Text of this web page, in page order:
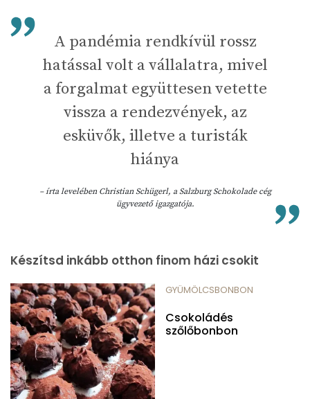
A pandémia rendkívül rossz
hatással volt a vállalatra, mivel
a forgalmat együttesen vetette
vissza a rendezvények, az
esküvők, illetve a turisták
hiánya
– írta levelében Christian Schügerl, a Salzburg Schokolade cég
ügyvezető igazgatója.
Készítsd inkább otthon finom házi csokit
GYÜMÖLCSBONBON
Csokoládés
szőlőbonbon